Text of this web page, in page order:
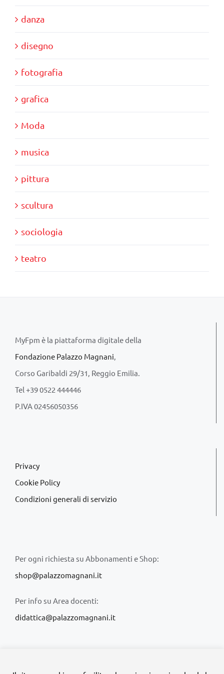
danza
disegno
fotografia
grafica
Moda
musica
pittura
scultura
sociologia
teatro
MyFpm è la piattaforma digitale della
Fondazione Palazzo Magnani,
Corso Garibaldi 29/31, Reggio Emilia.
Tel +39 0522 444446
P.IVA 02456050356
Privacy
Cookie Policy
Condizioni generali di servizio
Per ogni richiesta su Abbonamenti e Shop:
shop@palazzomagnani.it
Per info su Area docenti:
didattica@palazzomagnani.it